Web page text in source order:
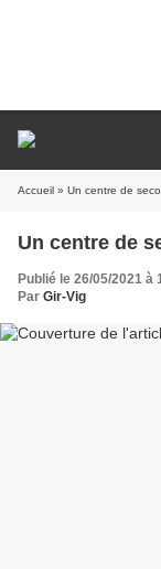
Accueil » Un centre de
Un centre de
Publié le 26/05/2021 à
Par Gir-Vig